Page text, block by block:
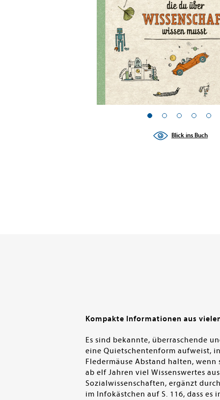
Blick ins Buch
Kompakte Informationen aus
Es sind bekannte, überraschende
eine Quietschentenform aufweist,
Fledermäuse Abstand halten,
ab elf Jahren viel Wissenswertes
Sozialwissenschaften, ergänzt
im Infokästchen auf S. 116, dass